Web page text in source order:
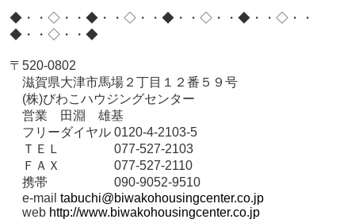
◆・・◇・・◆・・◇・・◆・・◇・・◆・・◇・・
◆・・◇・・◆
〒520-0802
滋賀県大津市馬場２丁目１２番５９号
(株)びわこハウジングセンター
営業 田淵 雄基
フリーダイヤル 0120-4-2103-5
ＴＥＬ 077-527-2103
ＦＡＸ 077-527-2110
携帯 090-9052-9510
e-mail tabuchi@biwakohousingcenter.co.jp
web http://www.biwakohousingcenter.co.jp